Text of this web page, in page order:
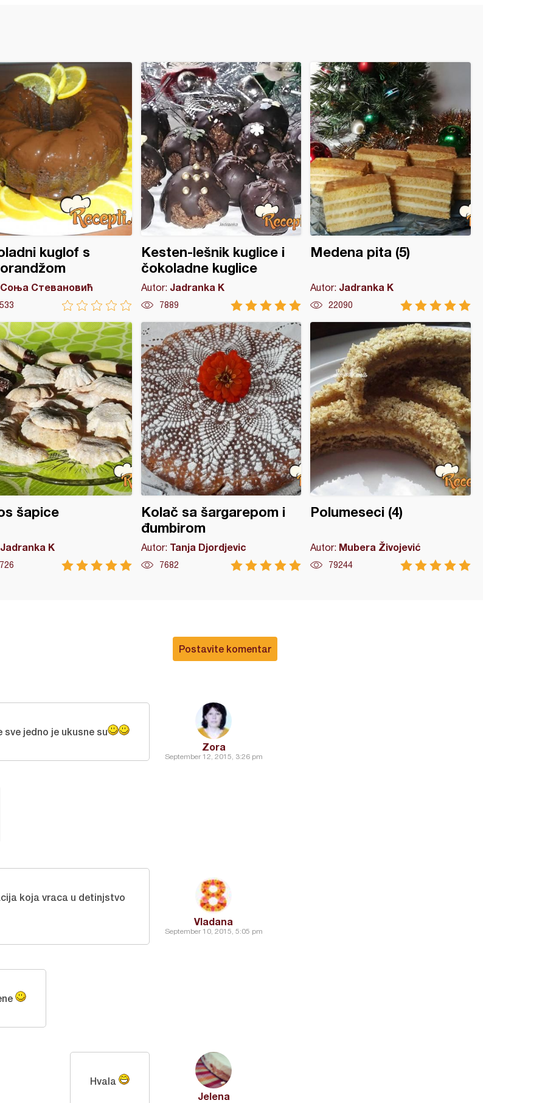
kuglof s
Соња Стевановић
Kesten-lešnik kuglice i
čokoladne kuglice
Autor: Jadranka K
7889
Medena pita (5)
Autor: Jadranka K
22090
šapice
Jadranka K
Kolač sa šargarepom i
đumbirom
Autor: Tanja Djordjevic
7682
Polumeseci (4)
Autor: Mubera Živojević
79244
Postavite komentar
Zora
September 12, 2015, 3:26 pm
jedno je ukusne su
Vladana
September 10, 2015, 5:05 pm
koja vraca u detinjstvo
Jelena
Hvala